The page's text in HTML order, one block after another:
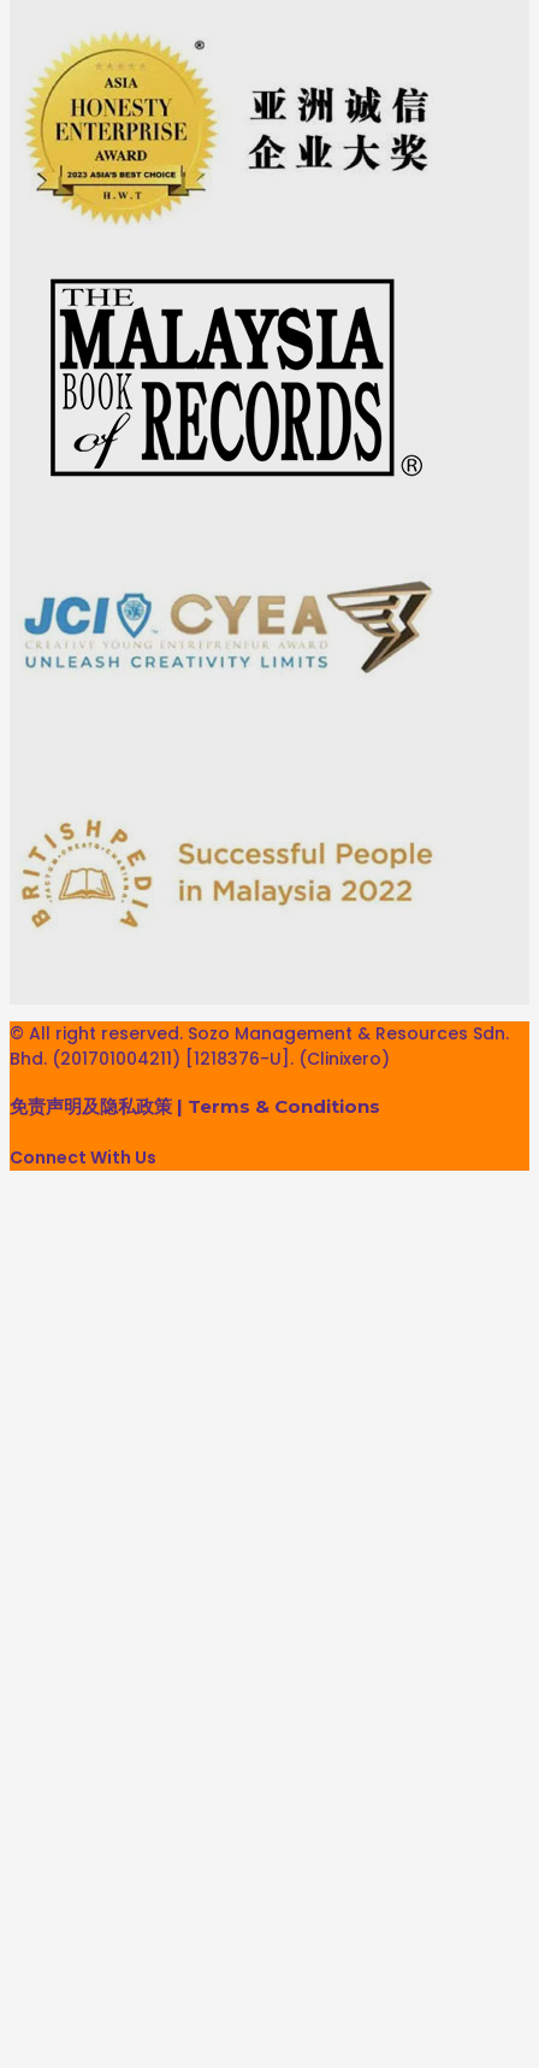
© All right reserved. Sozo Management & Resources Sdn.
Bhd. (201701004211) [1218376-U]. (Clinixero)
免责声明及隐私政策 | Terms & Conditions
Connect With Us